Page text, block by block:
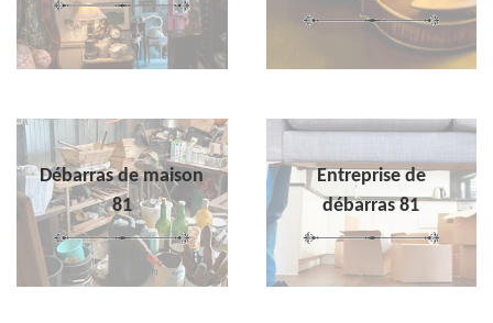
Débarras de maison
81
Entreprise de
débarras 81